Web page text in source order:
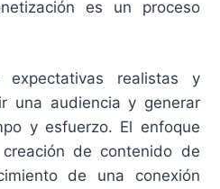
es un proceso
realistas y
una audiencia y generar
y esfuerzo. El enfoque
de contenido de
de una conexión